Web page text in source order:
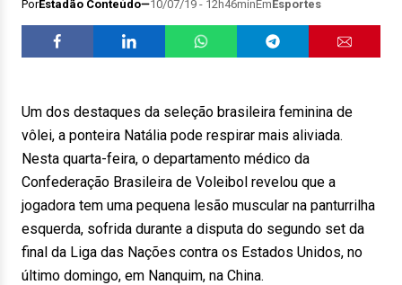
PorEstadão Conteúdo 10/07/19 - 12h46minEmEsportes
Um dos destaques da seleção brasileira feminina de
vôlei, a ponteira Natália pode respirar mais aliviada.
Nesta quarta-feira, o departamento médico da
Confederação Brasileira de Voleibol revelou que a
jogadora tem uma pequena lesão muscular na panturrilha
esquerda, sofrida durante a disputa do segundo set da
final da Liga das Nações contra os Estados Unidos, no
último domingo, em Nanquim, na China.